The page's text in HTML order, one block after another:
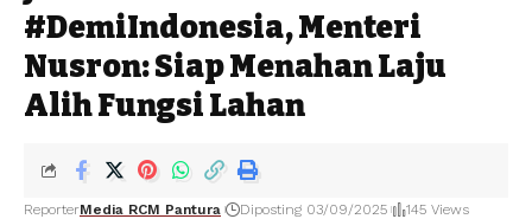
#DemiIndonesia, Menteri
Nusron: Siap Menahan Laju
Alih Fungsi Lahan
ReporterMedia RCM Pantura Diposting 03/09/2025 145 Views